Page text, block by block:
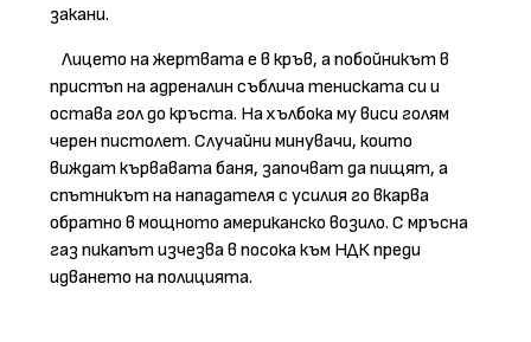
закани.
Лицето на жертвата е в кръв, а побойникът в
пристъп на адреналин съблича тениската си и
остава гол до кръста. На хълбока му виси голям
черен пистолет. Случайни минувачи, които
виждат кървавата баня, започват да пищят, а
спътникът на нападателя с усилия го вкарва
обратно в мощното американско возило. С мръсна
газ пикапът изчезва в посока към НДК преди
идването на полицията.